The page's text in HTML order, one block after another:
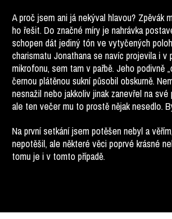
A proč jsem ani já nekýval hlavou? Zpěvák
ho řešit. Do značné míry je nahrávka
schopen dát jediný tón ve vytyčených
charismatu Jonathana se navíc projevila i v
mikrofonu, sem tam v pařbě. Jeho podivně
černou plátěnou sukní působil obskurně.
nesnažil nebo jakkoliv jinak zanevřel na
ale ten večer mu to prostě nějak nesedlo.
Na první setkání jsem potěšen nebyl a
nepotěšil, ale některé věci poprvé krásné
tomu je i v tomto případě.